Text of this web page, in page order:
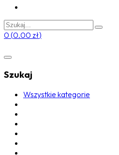
0 (0.00 zł)
Szukaj
Wszystkie kategorie